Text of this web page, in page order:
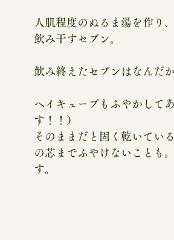
人肌程度のぬるま湯を作り
飲み干すセブン。
飲み終えたセブンはなんだ
ヘイキューブもふやかして
す！！）
そのままだと固く乾いてい
の芯までふやけないことも
す。